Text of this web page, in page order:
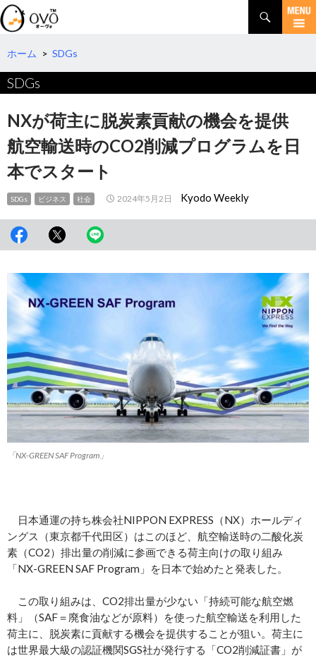
検
索
コ
テ
ツ
へ
移
動
ホーム > SDGs
SDGs
NXが荷主に脱炭素貢献の機会を提供
航空輸送時のCO2削減プログラムを日
本でスタート
SDGs ビジネス 社会 2024年5月2日 Kyodo Weekly
「NX-GREEN SAF Program」
日本通運の持ち株会社NIPPON EXPRESS（NX）ホールディ
ングス（東京都千代田区）はこのほど、航空輸送時の二酸化炭
素（CO2）排出量の削減に参画できる荷主向けの取り組み
「NX-GREEN SAF Program」を日本で始めたと発表した。
この取り組みは、CO2排出量が少ない「持続可能な航空燃
料」（SAF＝廃食油などが原料）を使った航空輸送を利用した
荷主に、脱炭素に貢献する機会を提供することが狙い。荷主に
は世界最大級の認証機関SGS社が発行する「CO2削減証書」が